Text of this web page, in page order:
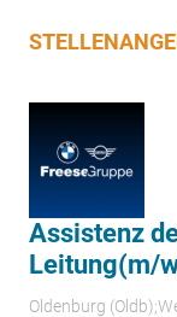
Assistenz
Leitung(m/
Oldenburg